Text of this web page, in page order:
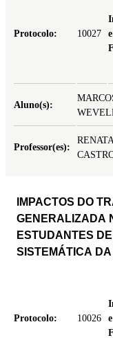
Protocolo: 10027
e
Aluno(s):
Professor(es):
IMPACTOS DO
GENERALIZADA
ESTUDANTES
SISTEMÁTICA
Protocolo: 10026
e